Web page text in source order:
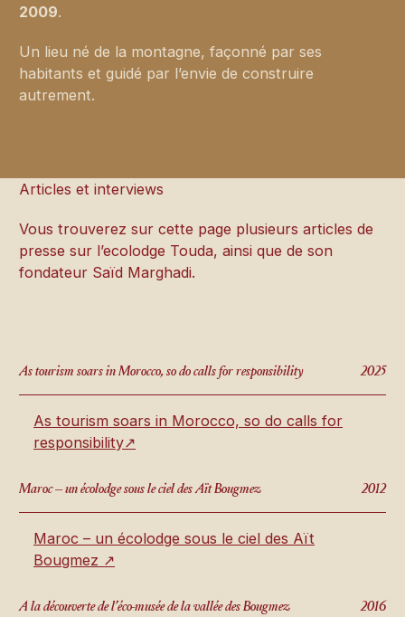
2009.
Un lieu né de la montagne, façonné par ses
habitants et guidé par l’envie de construire
autrement.
Articles et interviews
Vous trouverez sur cette page plusieurs articles de
presse sur l’ecolodge Touda, ainsi que de son
fondateur Saïd Marghadi.
As tourism soars in Morocco, so do calls for responsibility 2025
As tourism soars in Morocco, so do calls for
responsibility↗
Maroc – un écolodge sous le ciel des Aït Bougmez 2012
Maroc – un écolodge sous le ciel des Aït
Bougmez ↗
A la découverte de l’éco-musée de la vallée des Bougmez 2016